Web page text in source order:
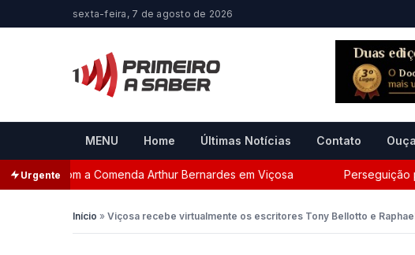
sexta-feira, 7 de agosto de 2026
MENU Home Últimas Notícias Contato
Urgente
com a Comenda Arthur Bernardes em Viçosa Perseguição
Início » Viçosa recebe virtualmente os escritores Tony Bellotto e